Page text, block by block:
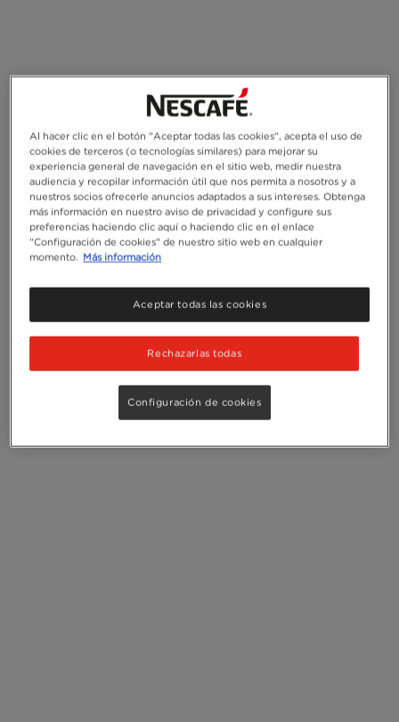
Al hacer clic en el botón "Aceptar todas las cookies", acepta el uso de
cookies de terceros (o tecnologías similares) para mejorar su
experiencia general de navegación en el sitio web, medir nuestra
audiencia y recopilar información útil que nos permita a nosotros y a
nuestros socios ofrecerle anuncios adaptados a sus intereses. Obtenga
más información en nuestro aviso de privacidad y configure sus
preferencias haciendo clic aquí o haciendo clic en el enlace
"Configuración de cookies" de nuestro sitio web en cualquier
momento. Más información
Rechazarlas todas
Aceptar todas las cookies
Configuración de cookies